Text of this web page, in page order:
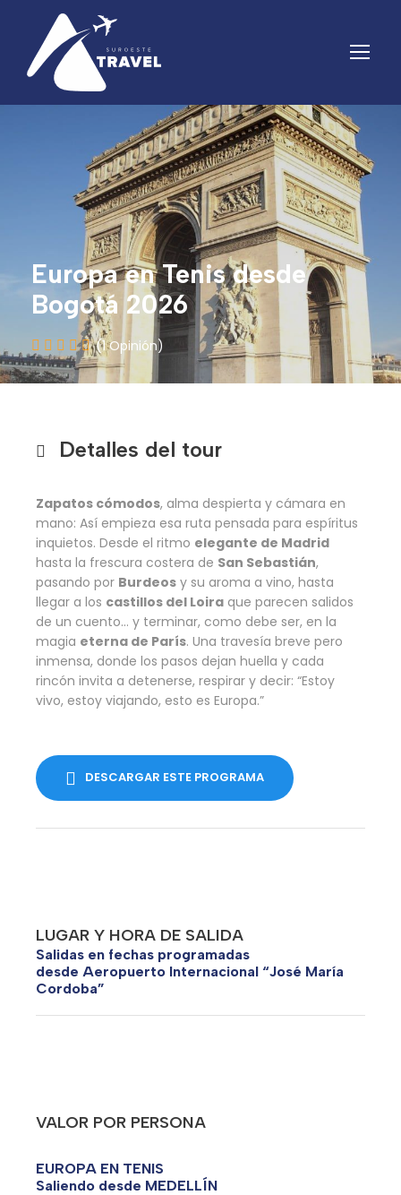
Europa en Tenis desde
Bogotá 2026
(1 Opinión)
Detalles del tour
Zapatos cómodos, alma despierta y cámara en
mano: Así empieza esa ruta pensada para espíritus
inquietos. Desde el ritmo elegante de Madrid
hasta la frescura costera de San Sebastián,
pasando por Burdeos y su aroma a vino, hasta
llegar a los castillos del Loira que parecen salidos
de un cuento… y terminar, como debe ser, en la
magia eterna de París. Una travesía breve pero
inmensa, donde los pasos dejan huella y cada
rincón invita a detenerse, respirar y decir: “Estoy
vivo, estoy viajando, esto es Europa.”
DESCARGAR ESTE PROGRAMA
LUGAR Y HORA DE SALIDA
Salidas en fechas programadas
desde Aeropuerto Internacional “José María
Cordoba”
VALOR POR PERSONA
EUROPA EN TENIS
Saliendo desde MEDELLÍN